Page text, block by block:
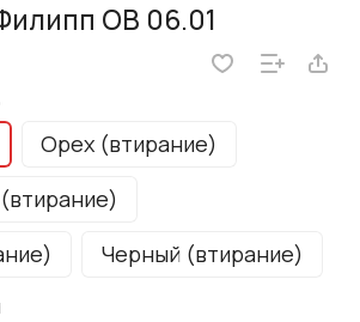
ОВ 06.01
Орех (втирание)
Черный (втирание)